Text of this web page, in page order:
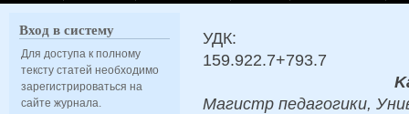
Вход в систему
Для доступа к полному
тексту статей необходимо
зарегистрироваться на
сайте журнала.
УДК:
159.922.7+793.7
Магистр педагогики,